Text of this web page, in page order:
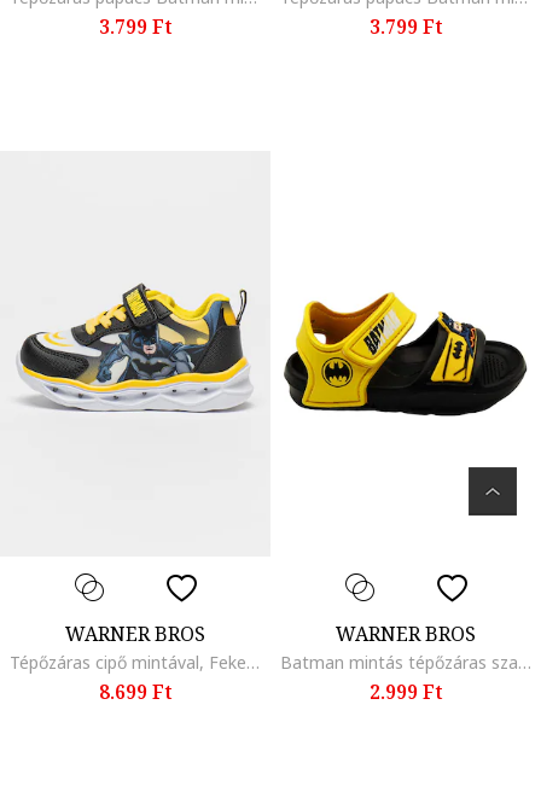
3.799 Ft 3.799 Ft
WARNER BROS
Tépőzáras cipő mintával, Fekete/Sárga/Fehér
8.699 Ft
WARNER BROS
Batman mintás tépőzáras szandál, Fekete/Sárga
2.999 Ft